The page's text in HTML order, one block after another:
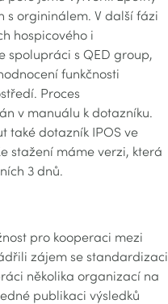
s orgininálem. V další fázi
hospicového i
spolupráci s QED group,
funkčnosti
Proces
v manuálu k dotazníku.
také dotazník IPOS ve
stažení máme verzi, která
3 dnů.
pro kooperaci mezi
zájem se standardizaci
několika organizací na
publikaci výsledků